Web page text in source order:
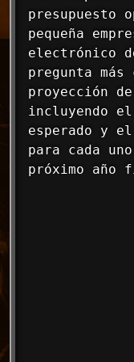
presupuesto
pequeña
electrónico
pregunta
proyección
incluyendo el
esperado y
para cada
próximo año